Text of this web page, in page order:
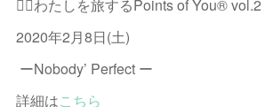
🧚‍♂️わたしを旅するPoints of You® vol.2
2020年2月8日(土)
ーNobody’ Perfect ー
詳細はこちら